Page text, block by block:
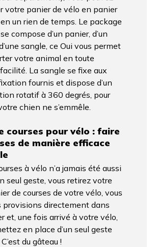
votre panier de vélo en panier
un rien de temps. Le package
compose d’un panier, d’un
sangle, ce Oui vous permet
votre animal en toute
La sangle se fixe aux
fournis et dispose d’un
rotatif à 360 degrés, pour
chien ne s’emmêle.
courses pour vélo : faire
de manière efficace
à vélo n’a jamais été aussi
seul geste, vous retirez votre
de courses de votre vélo, vous
provisions directement dans
et, une fois arrivé à votre vélo,
en place d’un seul geste
du gâteau !